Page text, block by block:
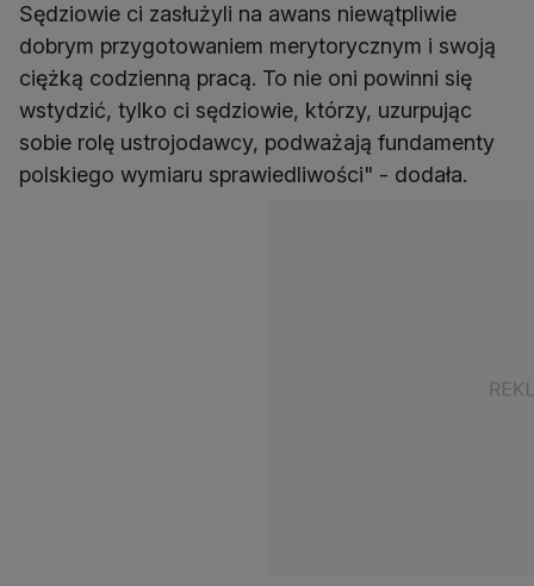
Sędziowie ci zasłużyli na awans niewątpliwie
dobrym przygotowaniem merytorycznym i swoją
ciężką codzienną pracą. To nie oni powinni się
wstydzić, tylko ci sędziowie, którzy, uzurpując
sobie rolę ustrojodawcy, podważają fundamenty
polskiego wymiaru sprawiedliwości" - dodała.